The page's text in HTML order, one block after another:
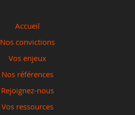
Accueil
Nos convictions
Vos enjeux
Nos références
Rejoignez-nous
Vos ressources